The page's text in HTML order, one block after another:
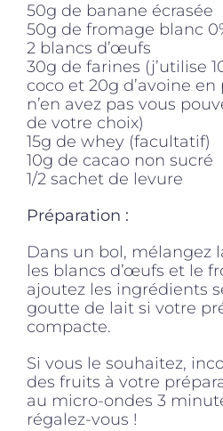
50g de banane écrasée
50g de fromage blanc
2 blancs d’œufs
30g de farines (j’utilise
coco et 20g d’avoine en
n’en avez pas vous
de votre choix)
15g de whey (facultatif)
10g de cacao non sucré
1/2 sachet de levure
Préparation :
Dans un bol, mélangez
les blancs d’œufs et le
ajoutez les ingrédients
goutte de lait si votre
compacte.
Si vous le souhaitez,
des fruits à votre
au micro-ondes 3
régalez-vous !